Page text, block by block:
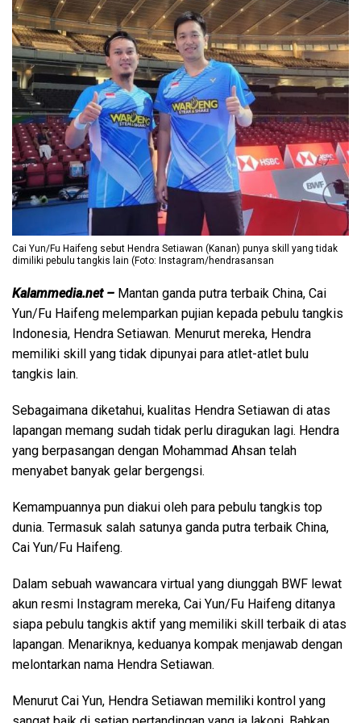
Cai Yun/Fu Haifeng sebut Hendra Setiawan (Kanan) punya skill yang tidak
dimiliki pebulu tangkis lain (Foto: Instagram/hendrasansan
Kalammedia.net – Mantan ganda putra terbaik China, Cai
Yun/Fu Haifeng melemparkan pujian kepada pebulu tangkis
Indonesia, Hendra Setiawan. Menurut mereka, Hendra
memiliki skill yang tidak dipunyai para atlet-atlet bulu
tangkis lain.
Sebagaimana diketahui, kualitas Hendra Setiawan di atas
lapangan memang sudah tidak perlu diragukan lagi. Hendra
yang berpasangan dengan Mohammad Ahsan telah
menyabet banyak gelar bergengsi.
Kemampuannya pun diakui oleh para pebulu tangkis top
dunia. Termasuk salah satunya ganda putra terbaik China,
Cai Yun/Fu Haifeng.
Dalam sebuah wawancara virtual yang diunggah BWF lewat
akun resmi Instagram mereka, Cai Yun/Fu Haifeng ditanya
siapa pebulu tangkis aktif yang memiliki skill terbaik di atas
lapangan. Menariknya, keduanya kompak menjawab dengan
melontarkan nama Hendra Setiawan.
Menurut Cai Yun, Hendra Setiawan memiliki kontrol yang